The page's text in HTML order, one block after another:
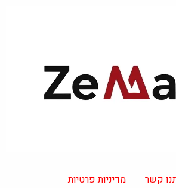
קשר מדיניות פרטיות